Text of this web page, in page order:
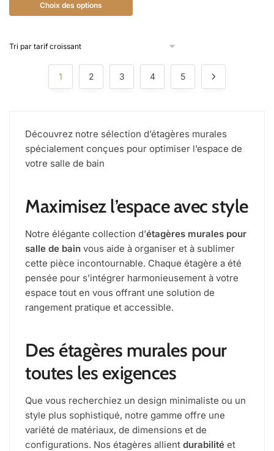
Choix des options
1 2 3 4 5
Découvrez notre sélection d’étagères murales
spécialement conçues pour optimiser l’espace de
votre salle de bain
Maximisez l’espace avec style
Notre élégante collection d’étagères murales pour
salle de bain vous aide à organiser et à sublimer
cette pièce incontournable. Chaque étagère a été
pensée pour s’intégrer harmonieusement à votre
espace tout en vous offrant une solution de
rangement pratique et accessible.
Des étagères murales pour
toutes les exigences
Que vous recherchiez un design minimaliste ou un
style plus sophistiqué, notre gamme offre une
variété de matériaux, de dimensions et de
configurations. Nos étagères allient durabilité et